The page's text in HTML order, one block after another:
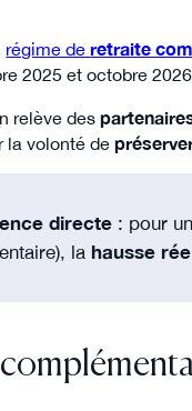
régime deretraite
2025 et octobre
relève des
la volonté de
directe : pour
la hausse